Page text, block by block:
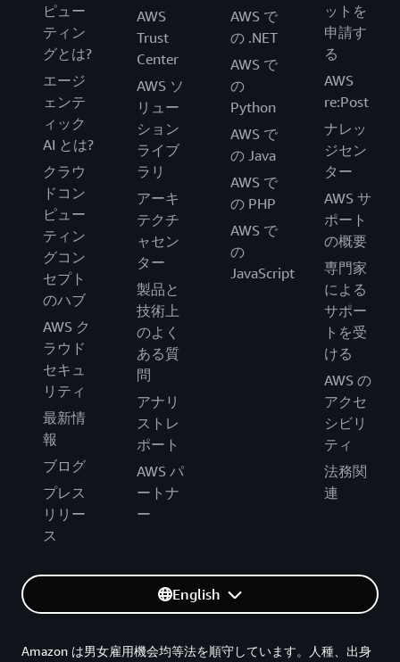
ピュー
ティン
グとは?
エージ
ェンテ
ィック
AI とは?
クラウ
ドコン
ピュー
ティン
グコン
セプト
のハブ
AWS ク
ラウド
セキュ
リティ
最新情
報
ブログ
プレス
リリー
ス
AWS
Trust
Center
AWS ソ
リュー
ション
ライブ
ラリ
アーキ
テクチ
ャセン
ター
製品と
技術上
のよく
ある質
問
アナリ
ストレ
ポート
AWS パ
ートナ
ー
AWS で
の .NET
AWS で
の
Python
AWS で
の Java
AWS で
の PHP
AWS で
の
JavaScript
ットを
申請す
る
AWS
re:Post
ナレッ
ジセン
ター
AWS サ
ポート
の概要
専門家
による
サポー
トを受
ける
AWS の
アクセ
シビリ
ティ
法務関
連
English
Amazon は男女雇用機会均等法を順守しています。人種、出身